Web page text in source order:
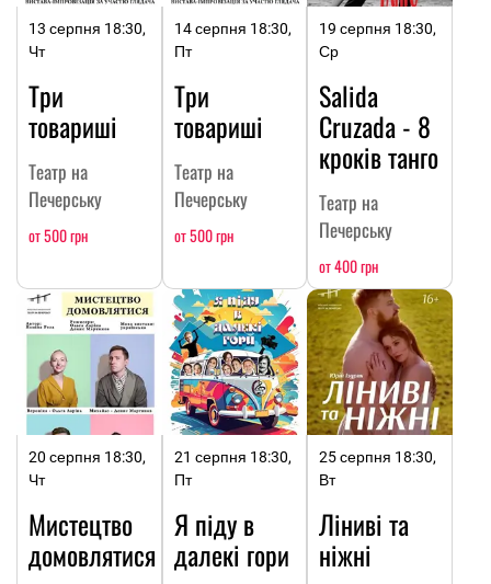
13 серпня 18:30,
Чт
Три
товариші
Театр на
Печерську
от 500 грн
14 серпня 18:30,
Пт
Три
товариші
Театр на
Печерську
от 500 грн
19 серпня 18:30,
Ср
Salida
Cruzada - 8
кроків танго
Театр на
Печерську
от 400 грн
20 серпня 18:30,
Чт
Мистецтво
домовлятися
21 серпня 18:30,
Пт
Я піду в
далекі гори
25 серпня 18:30,
Вт
Ліниві та
ніжні